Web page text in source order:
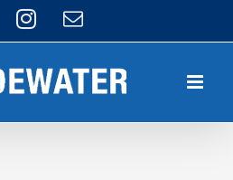
Instagram
E-
mail